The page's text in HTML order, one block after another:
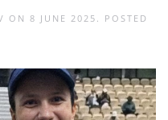
ON 8 JUNE 2025
. POSTED